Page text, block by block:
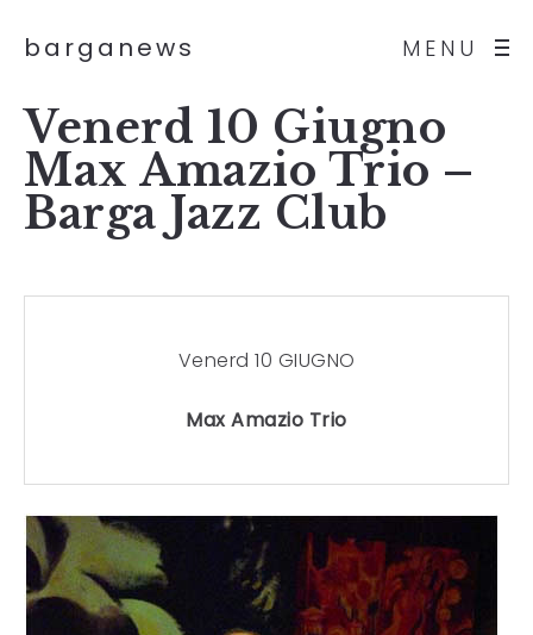
MENU
barganews
Venerd 10 Giugno
Max Amazio Trio –
Barga Jazz Club
Venerd 10 GIUGNO
Max Amazio Trio